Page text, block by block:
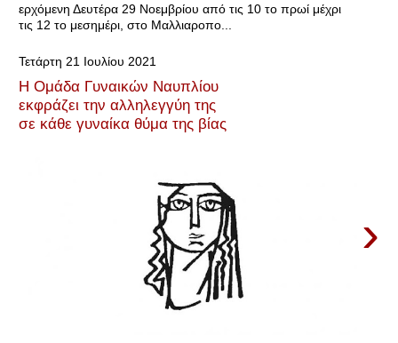
ερχόμενη Δευτέρα 29 Νοεμβρίου από τις 10 το πρωί μέχρι
τις 12 το μεσημέρι, στο Μαλλιαροπο...
Τετάρτη 21 Ιουλίου 2021
Η Ομάδα Γυναικών Ναυπλίου
εκφράζει την αλληλεγγύη της
σε κάθε γυναίκα θύμα της βίας
›